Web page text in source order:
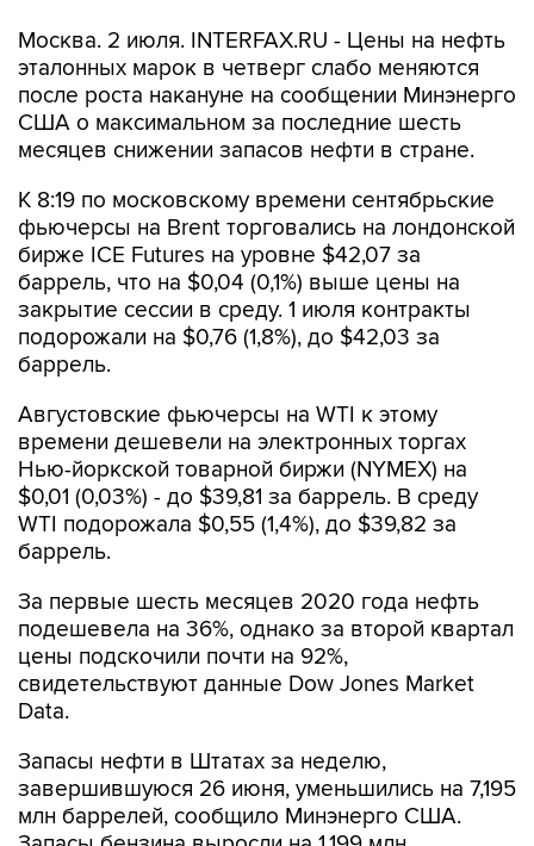
Москва. 2 июля. INTERFAX.RU - Цены на нефть
эталонных марок в четверг слабо меняются
после роста накануне на сообщении Минэнерго
США о максимальном за последние шесть
месяцев снижении запасов нефти в стране.
К 8:19 по московскому времени сентябрьские
фьючерсы на Brent торговались на лондонской
бирже ICE Futures на уровне $42,07 за
баррель, что на $0,04 (0,1%) выше цены на
закрытие сессии в среду. 1 июля контракты
подорожали на $0,76 (1,8%), до $42,03 за
баррель.
Августовские фьючерсы на WTI к этому
времени дешевели на электронных торгах
Нью-йоркской товарной биржи (NYMEX) на
$0,01 (0,03%) - до $39,81 за баррель. В среду
WTI подорожала $0,55 (1,4%), до $39,82 за
баррель.
За первые шесть месяцев 2020 года нефть
подешевела на 36%, однако за второй квартал
цены подскочили почти на 92%,
свидетельствуют данные Dow Jones Market
Data.
Запасы нефти в Штатах за неделю,
завершившуюся 26 июня, уменьшились на 7,195
млн баррелей, сообщило Минэнерго США.